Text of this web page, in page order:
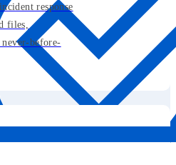
response
files,
before-